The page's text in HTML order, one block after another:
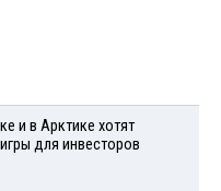
и в Арктике хотят
для инвесторов